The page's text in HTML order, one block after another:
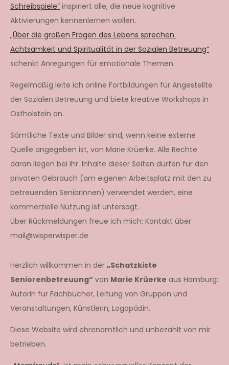
Schreibspiele“ inspiriert alle, die neue kognitive
Aktivierungen kennenlernen wollen.
„Über die großen Fragen des Lebens sprechen.
Achtsamkeit und Spiritualität in der Sozialen Betreuung“
schenkt Anregungen für emotionale Themen.
Regelmäßig leite ich online Fortbildungen für Angestellte
der Sozialen Betreuung und biete kreative Workshops in
Ostholstein an.
Sämtliche Texte und Bilder sind, wenn keine externe
Quelle angegeben ist, von Marie Krüerke. Alle Rechte
daran liegen bei ihr. Inhalte dieser Seiten dürfen für den
privaten Gebrauch (am eigenen Arbeitsplatz mit den zu
betreuenden SeniorInnen) verwendet werden, eine
kommerzielle Nutzung ist untersagt.
Über Rückmeldungen freue ich mich: Kontakt über
mail@wisperwisper.de
Herzlich willkommen in der „Schatzkiste
Seniorenbetreuung“ von Marie Krüerke aus Hamburg:
Autorin für Fachbücher, Leitung von Gruppen und
Veranstaltungen, Künstlerin, Logopädin.
Diese Website wird ehrenamtlich und unbezahlt von mir
betrieben.